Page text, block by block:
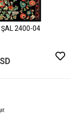
ŞAL 2400-04